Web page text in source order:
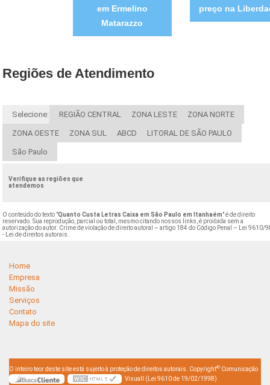
em Ermelino
Matarazzo
preço na
Regiões de Atendimento
Selecione: REGIÃO CENTRAL ZONA LESTE ZONA NORTE
ZONA OESTE ZONA SUL ABCD LITORAL DE SÃO PAULO
São Paulo
Verifique as regiões que
atendemos
O conteúdo do texto "Quanto Custa Letras Caixa em São Paulo em Itanhaém" é de direito
reservado. Sua reprodução, parcial ou total, mesmo citando nossos links, é proibida sem a
autorização do autor. Crime de violação de direito autoral – artigo 184 do Código Penal –
Lei 9610/
- Lei de direitos autorais
Home
Empresa
Missão
Serviços
Contato
Mapa do site
O inteiro teor deste site está sujeito à proteção de direitos autorais. Copyright© Comunicação
Visuall (Lei 9610 de 19/02/1998)